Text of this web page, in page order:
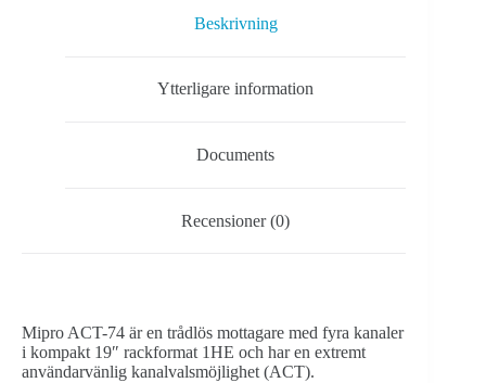
Beskrivning
Ytterligare information
Documents
Recensioner (0)
Mipro ACT-74 är en trådlös mottagare med fyra kanaler
i kompakt 19″ rackformat 1HE och har en extremt
användarvänlig kanalvalsmöjlighet (ACT).